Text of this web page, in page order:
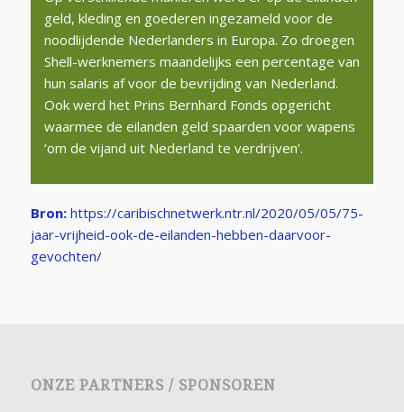
geld, kleding en goederen ingezameld voor de
noodlijdende Nederlanders in Europa. Zo droegen
Shell-werknemers maandelijks een percentage van
hun salaris af voor de bevrijding van Nederland.
Ook werd het Prins Bernhard Fonds opgericht
waarmee de eilanden geld spaarden voor wapens
‘om de vijand uit Nederland te verdrijven’.
Bron: https://caribischnetwerk.ntr.nl/2020/05/05/75-
jaar-vrijheid-ook-de-eilanden-hebben-daarvoor-
gevochten/
ONZE PARTNERS / SPONSOREN